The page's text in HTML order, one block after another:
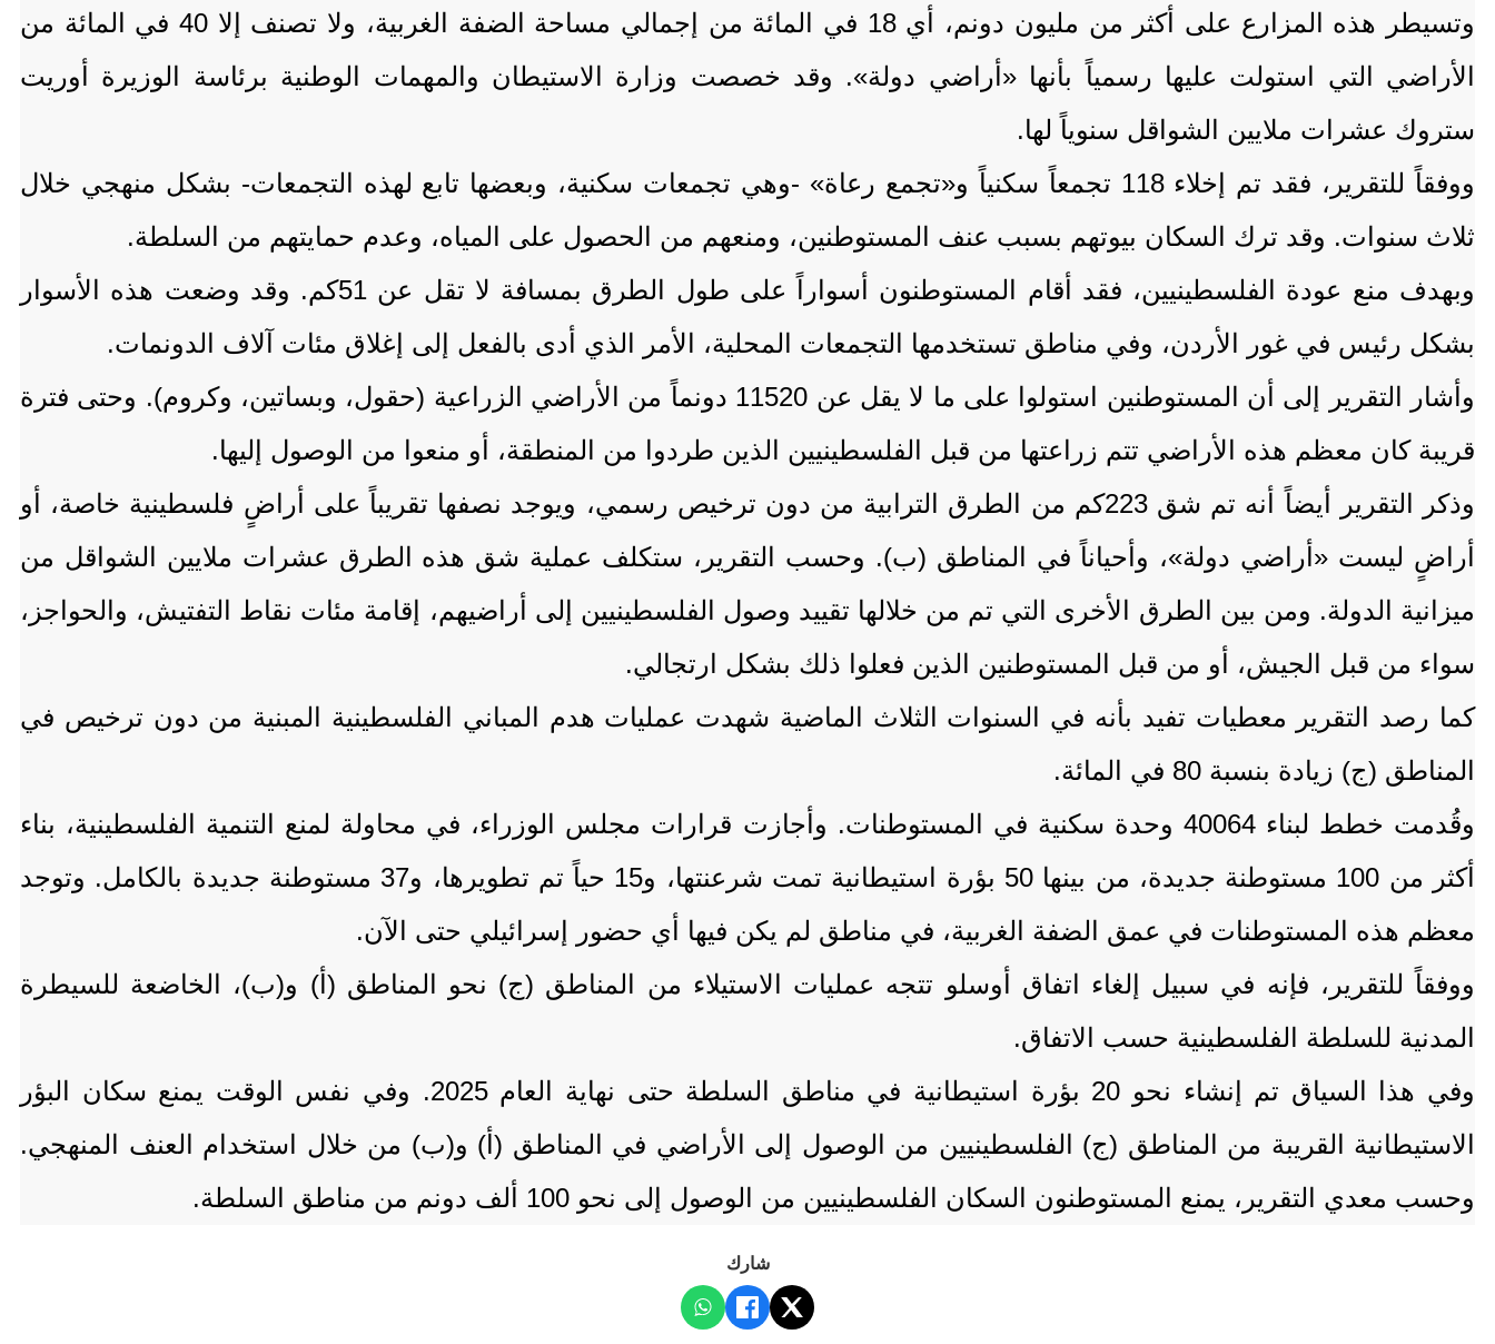
وتسيطر هذه المزارع على أكثر من مليون دونم، أي 18 في المائة من إجمالي مساحة الضفة الغربية، ولا تصنف إلا 40 في المائة من
الأراضي التي استولت عليها رسمياً بأنها «أراضي دولة». وقد خصصت وزارة الاستيطان والمهمات الوطنية برئاسة الوزيرة أوريت
ستروك عشرات ملايين الشواقل سنوياً لها.
ووفقاً للتقرير، فقد تم إخلاء 118 تجمعاً سكنياً و«تجمع رعاة» -وهي تجمعات سكنية، وبعضها تابع لهذه التجمعات- بشكل منهجي خلال
ثلاث سنوات. وقد ترك السكان بيوتهم بسبب عنف المستوطنين، ومنعهم من الحصول على المياه، وعدم حمايتهم من السلطة.
وبهدف منع عودة الفلسطينيين، فقد أقام المستوطنون أسواراً على طول الطرق بمسافة لا تقل عن 51كم. وقد وضعت هذه الأسوار
بشكل رئيس في غور الأردن، وفي مناطق تستخدمها التجمعات المحلية، الأمر الذي أدى بالفعل إلى إغلاق مئات آلاف الدونمات.
وأشار التقرير إلى أن المستوطنين استولوا على ما لا يقل عن 11520 دونماً من الأراضي الزراعية (حقول، وبساتين، وكروم). وحتى فترة
قريبة كان معظم هذه الأراضي تتم زراعتها من قبل الفلسطينيين الذين طردوا من المنطقة، أو منعوا من الوصول إليها.
وذكر التقرير أيضاً أنه تم شق 223كم من الطرق الترابية من دون ترخيص رسمي، ويوجد نصفها تقريباً على أراضٍ فلسطينية خاصة، أو
أراضٍ ليست «أراضي دولة»، وأحياناً في المناطق (ب). وحسب التقرير، ستكلف عملية شق هذه الطرق عشرات ملايين الشواقل من
ميزانية الدولة. ومن بين الطرق الأخرى التي تم من خلالها تقييد وصول الفلسطينيين إلى أراضيهم، إقامة مئات نقاط التفتيش، والحواجز،
سواء من قبل الجيش، أو من قبل المستوطنين الذين فعلوا ذلك بشكل ارتجالي.
كما رصد التقرير معطيات تفيد بأنه في السنوات الثلاث الماضية شهدت عمليات هدم المباني الفلسطينية المبنية من دون ترخيص في
المناطق (ج) زيادة بنسبة 80 في المائة.
وقُدمت خطط لبناء 40064 وحدة سكنية في المستوطنات. وأجازت قرارات مجلس الوزراء، في محاولة لمنع التنمية الفلسطينية، بناء
أكثر من 100 مستوطنة جديدة، من بينها 50 بؤرة استيطانية تمت شرعنتها، و15 حياً تم تطويرها، و37 مستوطنة جديدة بالكامل. وتوجد
معظم هذه المستوطنات في عمق الضفة الغربية، في مناطق لم يكن فيها أي حضور إسرائيلي حتى الآن.
ووفقاً للتقرير، فإنه في سبيل إلغاء اتفاق أوسلو تتجه عمليات الاستيلاء من المناطق (ج) نحو المناطق (أ) و(ب)، الخاضعة للسيطرة
المدنية للسلطة الفلسطينية حسب الاتفاق.
وفي هذا السياق تم إنشاء نحو 20 بؤرة استيطانية في مناطق السلطة حتى نهاية العام 2025. وفي نفس الوقت يمنع سكان البؤر
الاستيطانية القريبة من المناطق (ج) الفلسطينيين من الوصول إلى الأراضي في المناطق (أ) و(ب) من خلال استخدام العنف المنهجي.
وحسب معدي التقرير، يمنع المستوطنون السكان الفلسطينيين من الوصول إلى نحو 100 ألف دونم من مناطق السلطة.
شارك